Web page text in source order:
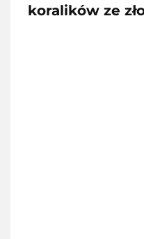
koralików ze